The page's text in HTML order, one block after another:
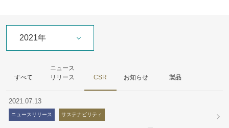
2021年
すべて
ニュース
リリース
CSR お知らせ 製品
2021.07.13
ニュースリリース サステナビリティ